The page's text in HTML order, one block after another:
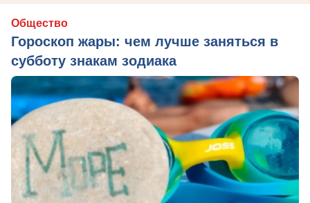
Общество
Гороскоп жары: чем лучше заняться в
субботу знакам зодиака